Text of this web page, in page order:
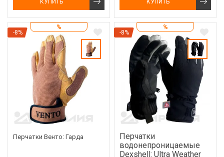
%
-8%
Перчатки Венто: Гарда
%
-8%
Перчатки
водонепроницаемые
Dexshell: Ultra Weather